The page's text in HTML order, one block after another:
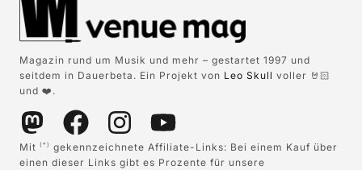
Magazin rund um Musik und mehr – gestartet 1997 und
seitdem in Dauerbeta. Ein Projekt von Leo Skull voller 🤘🏻
und ❤️.
Mit (*)
gekennzeichnete Affiliate-Links: Bei einem Kauf über
einen dieser Links gibt es Prozente für unsere